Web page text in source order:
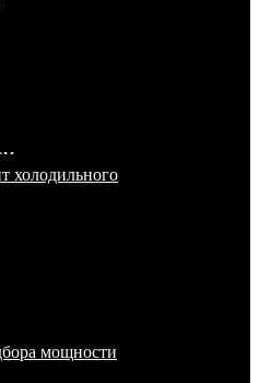
холодильного
мощности